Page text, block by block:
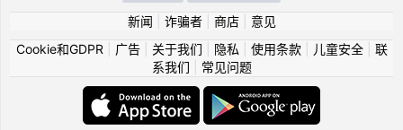
新闻 诈骗者| 商店| 意见
Cookie和GDPR
广告| 关于我们 隐私 使用条款| 儿童安全| 联
系我们
常见问题